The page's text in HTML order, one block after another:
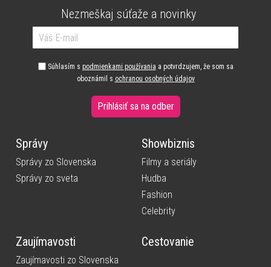
Nezmeškaj súťaže a novinky
Súhlasím s podmienkami používania a potvrdzujem, že som sa
oboznámil s ochranou osobných údajov
Prihlásiť sa na odber
Správy
Správy zo Slovenska
Správy zo sveta
Showbiznis
Filmy a seriály
Hudba
Fashion
Celebrity
Zaujímavosti
Zaujímavosti zo Slovenska
Cestovanie